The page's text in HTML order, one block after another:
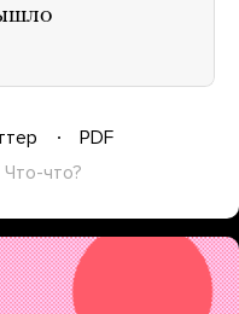
PDF
Что-что?